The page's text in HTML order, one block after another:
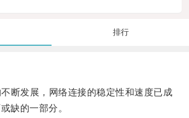
排行
发展，网络连接的稳定性和速度已成
缺的一部分。